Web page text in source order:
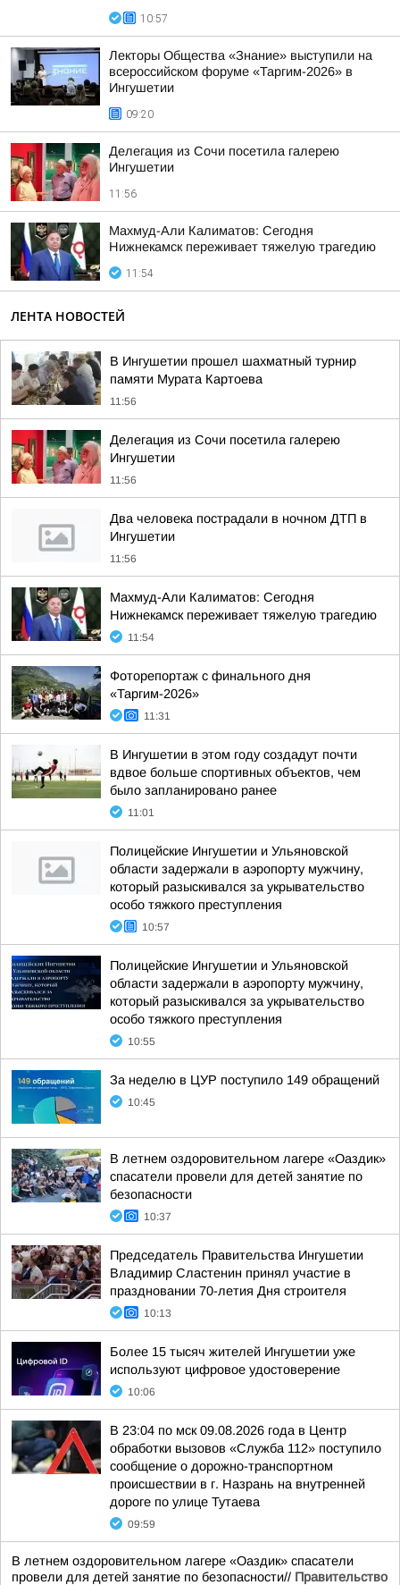
10:57
Лекторы Общества «Знание» выступили на
всероссийском форуме «Таргим-2026» в
Ингушетии
09:20
Делегация из Сочи посетила галерею
Ингушетии
11:56
Махмуд-Али Калиматов: Сегодня
Нижнекамск переживает тяжелую трагедию
11:54
ЛЕНТА НОВОСТЕЙ
В Ингушетии прошел шахматный турнир
памяти Мурата Картоева
11:56
Делегация из Сочи посетила галерею
Ингушетии
11:56
Два человека пострадали в ночном ДТП в
Ингушетии
11:56
Махмуд-Али Калиматов: Сегодня
Нижнекамск переживает тяжелую трагедию
11:54
Фоторепортаж с финального дня
«Таргим-2026»
11:31
В Ингушетии в этом году создадут почти
вдвое больше спортивных объектов, чем
было запланировано ранее
11:01
Полицейские Ингушетии и Ульяновской
области задержали в аэропорту мужчину,
который разыскивался за укрывательство
особо тяжкого преступления
10:57
Полицейские Ингушетии и Ульяновской
области задержали в аэропорту мужчину,
который разыскивался за укрывательство
особо тяжкого преступления
10:55
За неделю в ЦУР поступило 149 обращений
10:45
В летнем оздоровительном лагере «Оаздик»
спасатели провели для детей занятие по
безопасности
10:37
Председатель Правительства Ингушетии
Владимир Сластенин принял участие в
праздновании 70-летия Дня строителя
10:13
Более 15 тысяч жителей Ингушетии уже
используют цифровое удостоверение
10:06
В 23:04 по мск 09.08.2026 года в Центр
обработки вызовов «Служба 112» поступило
сообщение о дорожно-транспортном
происшествии в г. Назрань на внутренней
дороге по улице Тутаева
09:59
В летнем оздоровительном лагере «Оаздик» спасатели
провели для детей занятие по безопасности// Правительство